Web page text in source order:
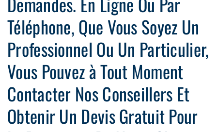
Téléphone, Que Vous Soyez Un
Professionnel Ou Un Particulier,
Vous Pouvez à Tout Moment
Contacter Nos Conseillers Et
Obtenir Un Devis Gratuit Pour